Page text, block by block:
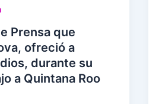
Prensa que
ofreció a
durante su
a Quintana Roo